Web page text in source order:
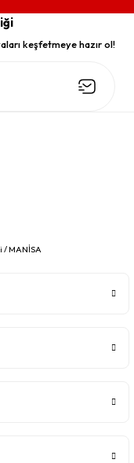
keşfetmeye hazır ol!
MANİSA